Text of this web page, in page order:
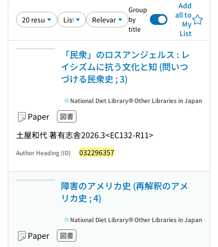
Group
by
title
Add
all to
My
List
「民衆」のロスアンジェルス : レ
イシズムに抗う文化と知 (問いつ
づける民衆史 ; 3)
Paper 図書
土屋和代 著有志舎2026.3<EC132-R11>
National Diet Library Other Libraries in Japan
Author Heading (ID) 032296357
障害のアメリカ史 (再解釈のアメ
リカ史 ; 4)
Paper 図書
National Diet Library Other Libraries in Japan